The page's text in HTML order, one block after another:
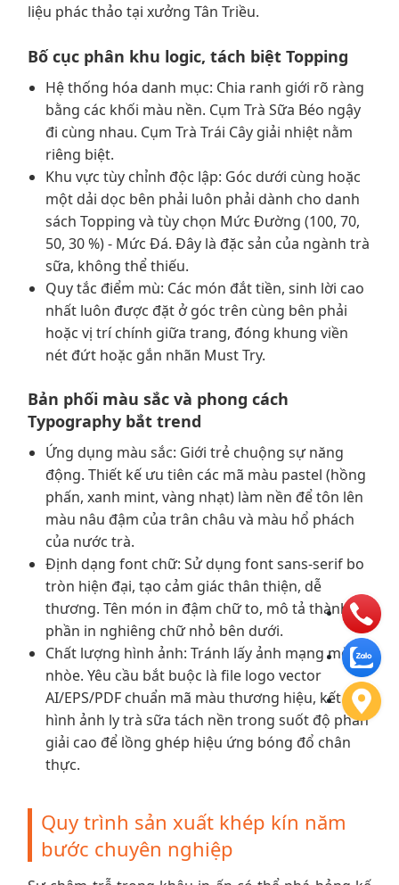
liệu phác thảo tại xưởng Tân Triều.
Bố cục phân khu logic, tách biệt Topping
Hệ thống hóa danh mục: Chia ranh giới rõ ràng
bằng các khối màu nền. Cụm Trà Sữa Béo ngậy
đi cùng nhau. Cụm Trà Trái Cây giải nhiệt nằm
riêng biệt.
Khu vực tùy chỉnh độc lập: Góc dưới cùng hoặc
một dải dọc bên phải luôn phải dành cho danh
sách Topping và tùy chọn Mức Đường (100, 70,
50, 30 %) - Mức Đá. Đây là đặc sản của ngành trà
sữa, không thể thiếu.
Quy tắc điểm mù: Các món đắt tiền, sinh lời cao
nhất luôn được đặt ở góc trên cùng bên phải
hoặc vị trí chính giữa trang, đóng khung viền
nét đứt hoặc gắn nhãn Must Try.
Bản phối màu sắc và phong cách
Typography bắt trend
Ứng dụng màu sắc: Giới trẻ chuộng sự năng
động. Thiết kế ưu tiên các mã màu pastel (hồng
phấn, xanh mint, vàng nhạt) làm nền để tôn lên
màu nâu đậm của trân châu và màu hổ phách
của nước trà.
Định dạng font chữ: Sử dụng font sans-serif bo
tròn hiện đại, tạo cảm giác thân thiện, dễ
thương. Tên món in đậm chữ to, mô tả thành
phần in nghiêng chữ nhỏ bên dưới.
Chất lượng hình ảnh: Tránh lấy ảnh mạng mờ
nhòe. Yêu cầu bắt buộc là file logo vector
AI/EPS/PDF chuẩn mã màu thương hiệu, kết hợp
hình ảnh ly trà sữa tách nền trong suốt độ phân
giải cao để lồng ghép hiệu ứng bóng đổ chân
thực.
Quy trình sản xuất khép kín năm
bước chuyên nghiệp